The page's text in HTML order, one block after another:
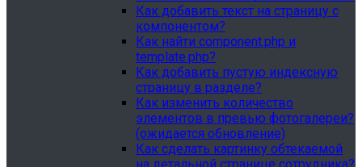
Как добавить текст на страницу с
компонентом?
Как найти component.php и
template.php?
Как добавить пустую индексную
страницу в разделе?
Как изменить количество
элементов в превью фотогалереи?
(ожидается обновление)
Как сделать картинку обтекаемой